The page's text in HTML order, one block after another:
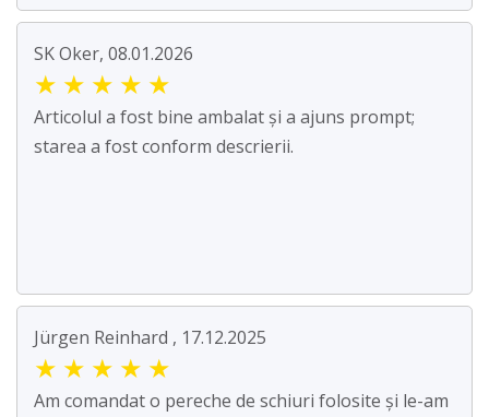
SK Oker, 08.01.2026
★ ★ ★ ★ ★
Articolul a fost bine ambalat și a ajuns prompt;
starea a fost conform descrierii.
Jürgen Reinhard , 17.12.2025
★ ★ ★ ★ ★
Am comandat o pereche de schiuri folosite și le-am